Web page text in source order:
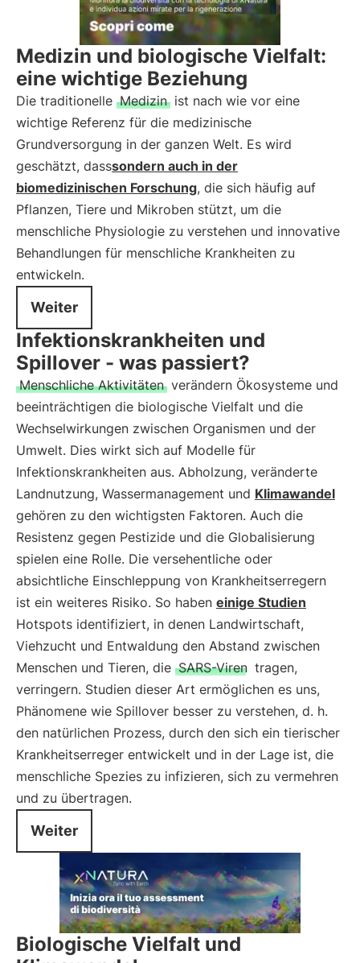
Medizin und biologische Vielfalt:
eine wichtige Beziehung
Die traditionelle Medizin ist nach wie vor eine
wichtige Referenz für die medizinische
Grundversorgung in der ganzen Welt. Es wird
geschätzt, dasssondern auch in der
biomedizinischen Forschung, die sich häufig auf
Pflanzen, Tiere und Mikroben stützt, um die
menschliche Physiologie zu verstehen und innovative
Behandlungen für menschliche Krankheiten zu
entwickeln.
Weiter
Infektionskrankheiten und
Spillover - was passiert?
Menschliche Aktivitäten verändern Ökosysteme und
beeinträchtigen die biologische Vielfalt und die
Wechselwirkungen zwischen Organismen und der
Umwelt. Dies wirkt sich auf Modelle für
Infektionskrankheiten aus. Abholzung, veränderte
Landnutzung, Wassermanagement und Klimawandel
gehören zu den wichtigsten Faktoren. Auch die
Resistenz gegen Pestizide und die Globalisierung
spielen eine Rolle. Die versehentliche oder
absichtliche Einschleppung von Krankheitserregern
ist ein weiteres Risiko. So haben einige Studien
Hotspots identifiziert, in denen Landwirtschaft,
Viehzucht und Entwaldung den Abstand zwischen
Menschen und Tieren, die SARS-Viren tragen,
verringern. Studien dieser Art ermöglichen es uns,
Phänomene wie Spillover besser zu verstehen, d. h.
den natürlichen Prozess, durch den sich ein tierischer
Krankheitserreger entwickelt und in der Lage ist, die
menschliche Spezies zu infizieren, sich zu vermehren
und zu übertragen.
Weiter
Biologische Vielfalt und